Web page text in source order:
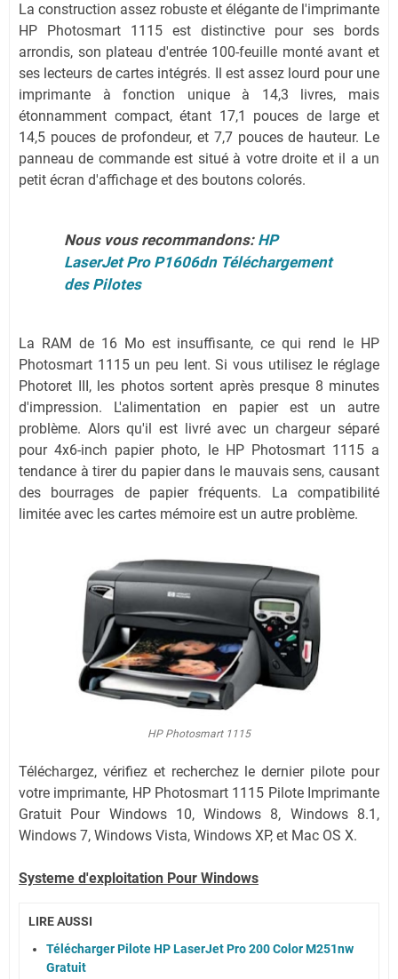
La construction assez robuste et élégante de l'imprimante
HP Photosmart 1115 est distinctive pour ses bords
arrondis, son plateau d'entrée 100-feuille monté avant et
ses lecteurs de cartes intégrés. Il est assez lourd pour une
imprimante à fonction unique à 14,3 livres, mais
étonnamment compact, étant 17,1 pouces de large et
14,5 pouces de profondeur, et 7,7 pouces de hauteur. Le
panneau de commande est situé à votre droite et il a un
petit écran d'affichage et des boutons colorés.
Nous vous recommandons: HP
LaserJet Pro P1606dn Téléchargement
des Pilotes
La RAM de 16 Mo est insuffisante, ce qui rend le HP
Photosmart 1115 un peu lent. Si vous utilisez le réglage
Photoret III, les photos sortent après presque 8 minutes
d'impression. L'alimentation en papier est un autre
problème. Alors qu'il est livré avec un chargeur séparé
pour 4x6-inch papier photo, le HP Photosmart 1115 a
tendance à tirer du papier dans le mauvais sens, causant
des bourrages de papier fréquents. La compatibilité
limitée avec les cartes mémoire est un autre problème.
HP Photosmart 1115
Téléchargez, vérifiez et recherchez le dernier pilote pour
votre imprimante, HP Photosmart 1115 Pilote Imprimante
Gratuit Pour Windows 10, Windows 8, Windows 8.1,
Windows 7, Windows Vista, Windows XP, et Mac OS X.
Systeme d'exploitation Pour Windows
LIRE AUSSI
Télécharger Pilote HP LaserJet Pro 200 Color M251nw
Gratuit